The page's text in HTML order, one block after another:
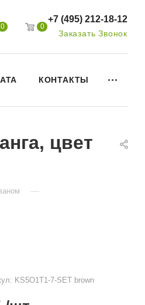
0 0
+7 (495) 212-18-12
Заказать Звонок
КОНТАКТЫ
цвет
—
KS5O1T1-7-SET brown